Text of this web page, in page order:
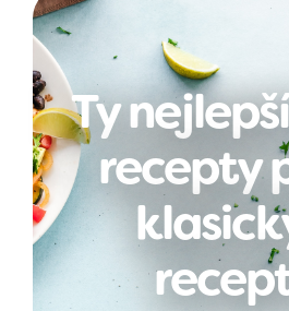
Ty
recepty